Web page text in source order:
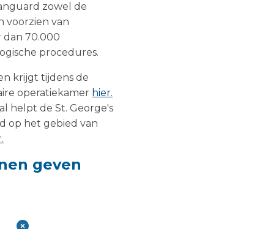
zowel de
voorzien van
dan 70.000
procedures.
krijgt tijdens de
operatiekamer hier.
helpt de St. George's
op het gebied van
geven